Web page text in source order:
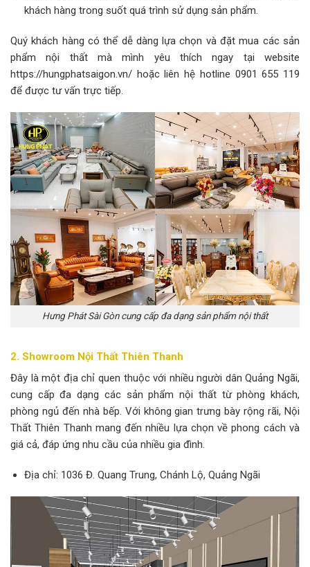
khách hàng trong suốt quá trình sử dụng sản phẩm.
Quý khách hàng có thể dễ dàng lựa chọn và đặt mua các sản
phẩm nội thất mà mình yêu thích ngay tại website
https://hungphatsaigon.vn/ hoặc liên hệ hotline 0901 655 119
để được tư vấn trực tiếp.
Hưng Phát Sài Gòn cung cấp đa dạng sản phẩm nội thất
2. Showroom Nội Thất Thiên Thanh
Đây là một địa chỉ quen thuộc với nhiều người dân Quảng Ngãi,
cung cấp đa dạng các sản phẩm nội thất từ phòng khách,
phòng ngủ đến nhà bếp. Với không gian trưng bày rộng rãi, Nội
Thất Thiên Thanh mang đến nhiều lựa chọn về phong cách và
giá cả, đáp ứng nhu cầu của nhiều gia đình.
Địa chỉ: 1036 Đ. Quang Trung, Chánh Lộ, Quảng Ngãi